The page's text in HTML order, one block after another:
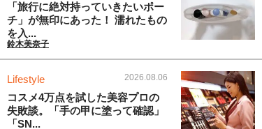
「旅行に絶対持っていきたいポー
チ」が無印にあった！ 濡れたもの
を入...
鈴木美奈子
Lifestyle 2026.08.06
コスメ4万点を試した美容プロの
失敗談。「手の甲に塗って確認」
「SN...